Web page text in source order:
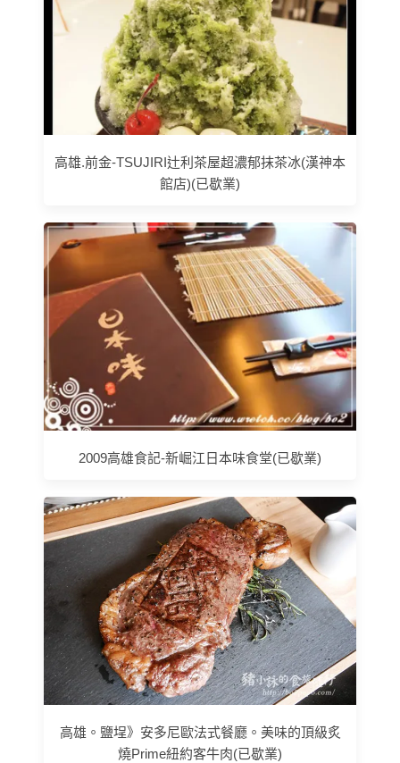
高雄.前金-TSUJIRI辻利茶屋超濃郁抹茶冰(漢神本
館店)(已歇業)
2009高雄食記-新崛江日本味食堂(已歇業)
高雄。鹽埕》安多尼歐法式餐廳。美味的頂級炙
燒Prime紐約客牛肉(已歇業)